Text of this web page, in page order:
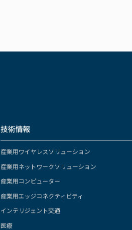
技術情報
産業用ワイヤレスソリューション
産業用ネットワークソリューション
産業用コンピューター
産業用エッジコネクティビティ
インテリジェント交通
医療